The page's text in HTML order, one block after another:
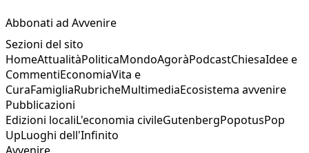
Abbonati ad Avvenire
Sezioni del sito
HomeAttualitàPoliticaMondoAgoràPodcastChiesaIdee e
CommentiEconomiaVita e
CuraFamigliaRubricheMultimediaEcosistema avvenire
Pubblicazioni
Edizioni localiL'economia civileGutenbergPopotusPop
UpLuoghi dell'Infinito